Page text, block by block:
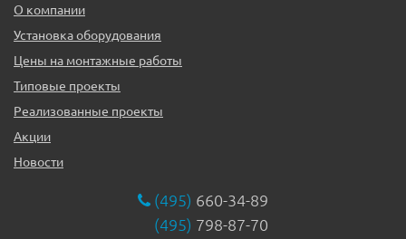
О компании
Установка оборудования
Цены на монтажные работы
Типовые проекты
Реализованные проекты
Акции
Новости
(495) 660-34-89
(495) 798-87-70